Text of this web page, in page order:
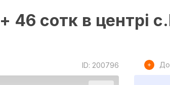
сотк в центрі
ID: 200796